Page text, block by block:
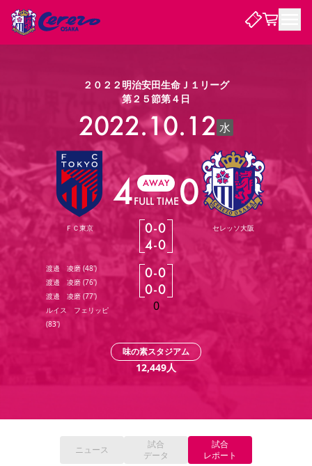
順位表
チームについて
選手・スタッフ スケジュール メディア情報 アクセス レディース
アカデミー
ハナサカプレーヤー 歴代所属選手
チケット
チケット情報 販売スケジュール 価格・席種 購入方法
シーズンシート
法人シーズンシート 福祉サービス
団体チケット
特定興行入場券
譲渡サービス リセールサービス
観戦ガイド
初めて観戦ガイド キッズ向けサービス
マッチデープログラム
観戦マナー&ルール
ビジターサポーター観戦ガイド
スタジアム
YANMAR HANASAKA STADIUM
アウェイツアー
よくある質問
クラブを知る
セレッソ大阪について
クラブ紹介 沿革 シーズン記録 求人情報
サポートする
パートナー企業募集中 セレッソ大阪VISAカード
セレッソアイデアちょうだいな
応援商店街
Lise（ライセンスビジネス）
サステナビリティポリシー SDGsのゴール インパクトレポート
SPORT POSITIVE LEAGUES
スポーツクラブ
関連団体/施設
ファンクラブ
SAKURA SOCIO SAKURA POINT Program
まいセレチケット 会員規定 婚姻届・出生届・命名書
ニュース
すべて チーム
ファンクラブ
パートナー スポーツクラブ メディア
レディース
２０２２明治安田生命Ｊ１リーグ
第２５節第４日
2022.10.12 水
ＦＣ東京
渡邊 凌磨 (48')
渡邊 凌磨 (76')
渡邊 凌磨 (77')
ルイス フェリッピ
(83')
4 AWAY
FULL TIME0
0-0
4-0
0-0
0-0
0
セレッソ大阪
味の素スタジアム
12,449人
ニュース
試合
データ
試合
レポート